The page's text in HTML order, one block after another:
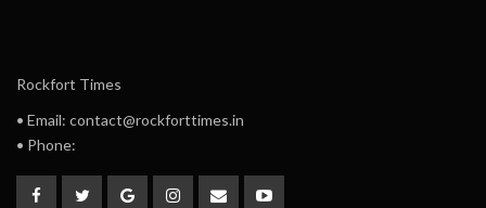
Rockfort Times
• Email: contact@rockforttimes.in
• Phone: